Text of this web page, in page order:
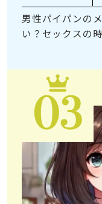
男性パイパンの
い？セックスの
03